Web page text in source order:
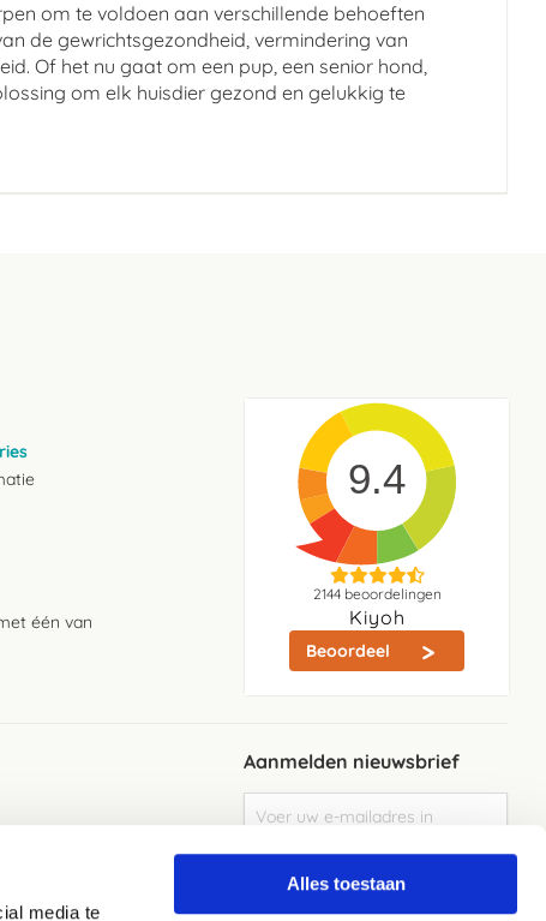
media te
Alles toestaan
om te voldoen aan verschillende behoeften
de gewrichtsgezondheid, vermindering van
Of het nu gaat om een pup, een senior hond,
om elk huisdier gezond en gelukkig te
één van
9.4
2144beoordelingen
Kiyoh
Beoordeel
Aanmelden nieuwsbrief
u
op